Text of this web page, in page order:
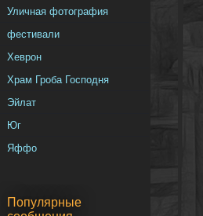
Уличная фотография
фестивали
Хеврон
Храм Гроба Господня
Эйлат
Юг
Яффо
Популярные